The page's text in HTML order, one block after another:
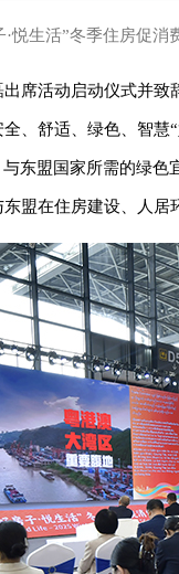
·悦生活”冬季住房促
席活动启动仪式并
、舒适、绿色、智慧
东盟国家所需的绿
盟在住房建设、人